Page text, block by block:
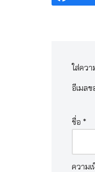
ใส่ควา
อีเมล
ชื่อ *
ความ